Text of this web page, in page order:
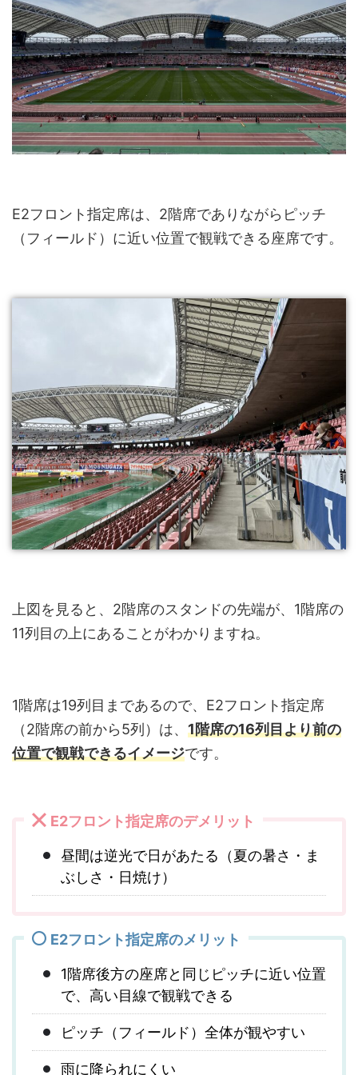
E2フロント指定席は、2階席でありながらピッチ
（フィールド）に近い位置で観戦できる座席です。
上図を見ると、2階席のスタンドの先端が、1階席の
11列目の上にあることがわかりますね。
1階席は19列目まであるので、E2フロント指定席
（2階席の前から5列）は、 1階席の16列目より前の
位置で観戦できるイメージです。
E2フロント指定席のデメリット
昼間は逆光で日があたる（夏の暑さ・ま
ぶしさ・日焼け）
E2フロント指定席のメリット
1階席後方の座席と同じピッチに近い位置
で、高い目線で観戦できる
ピッチ（フィールド）全体が観やすい
雨に降られにくい